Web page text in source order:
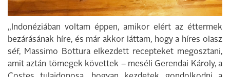
„Indonéziában voltam éppen, amikor elért az éttermek
bezárásának híre, és már akkor láttam, hogy a híres olasz
séf, Massimo Bottura elkezdett recepteket megosztani,
amit aztán tömegek követtek – meséli Gerendai Károly, a